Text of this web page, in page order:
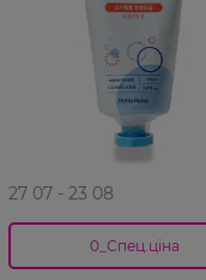
27 07 - 23 08
0_Спец.ціна